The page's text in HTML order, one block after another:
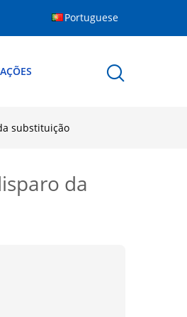
Portuguese
substituição
da